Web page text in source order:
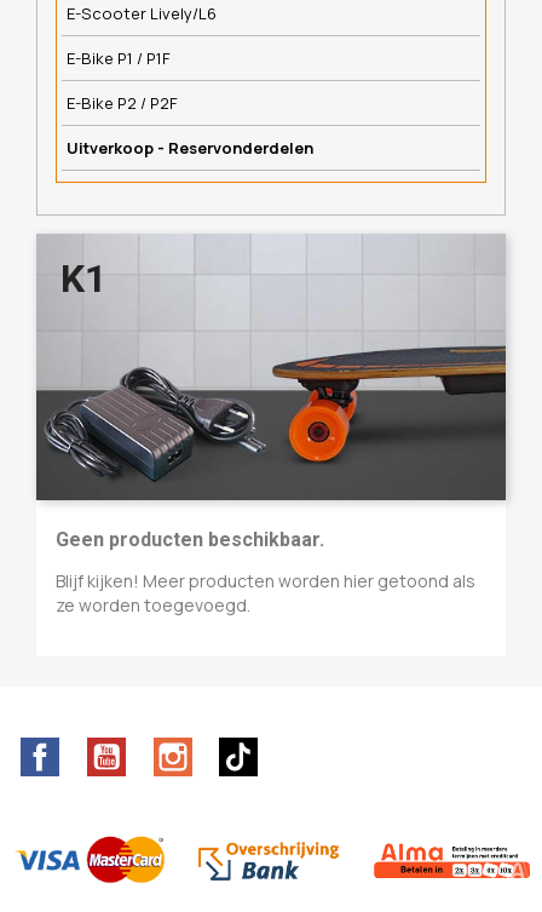
E-Scooter Lively/L6
E-Bike P1 / P1F
E-Bike P2 / P2F
Uitverkoop - Reservonderdelen
K1
Geen producten beschikbaar.
Blijf kijken! Meer producten worden hier getoond als
ze worden toegevoegd.
FacebookYouTube Instagram